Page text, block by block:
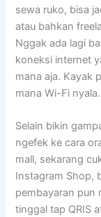
sewa ruko, bisa
atau bahkan
Nggak ada lagi
koneksi internet
mana aja. Kayak
mana Wi-Fi nyala.
Selain bikin
ngefek ke cara
mall, sekarang
Instagram Shop,
pembayaran pun
tinggal tap QRIS